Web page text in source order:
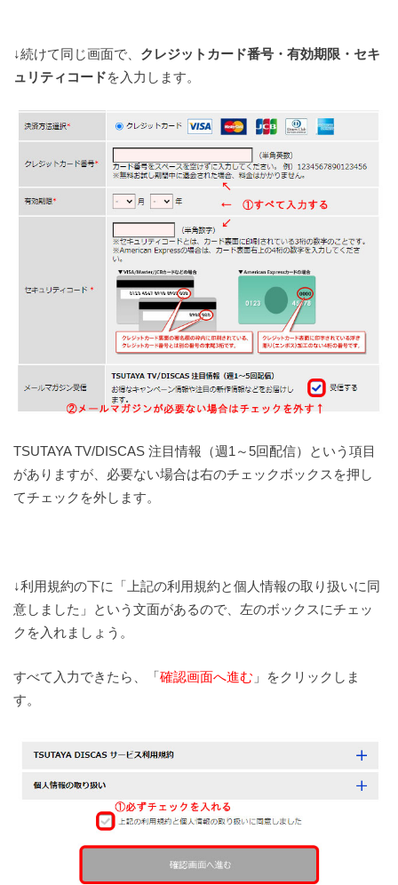
↓続けて同じ画面で、 クレジットカード番号・ 有効期限・ セキ
ュリティコードを入力します。
TSUTAYA TV/DISCAS 注目情報（週1～5回配信）という項目
がありますが、必要ない場合は右のチェックボックスを押し
てチェックを外します。
↓利用規約の下に「上記の利用規約と個人情報の取り扱いに同
意しました」という文面があるので、左のボックスにチェッ
クを入れましょう。
すべて入力できたら、「確認画面へ進む 」をクリックしま
す。